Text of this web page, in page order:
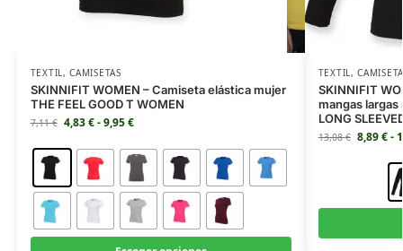
TEXTIL,CAMISETAS
SKINNIFIT WOMEN – Camiseta elástica mujer
THE FEEL GOOD T WOMEN
7,11€ 4,83€-9,95€
TEXTIL,
SKINNIFIT
mangas largas
LONG
13,08€ 8,89€-